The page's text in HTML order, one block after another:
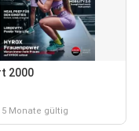
2000
5 Monate gültig